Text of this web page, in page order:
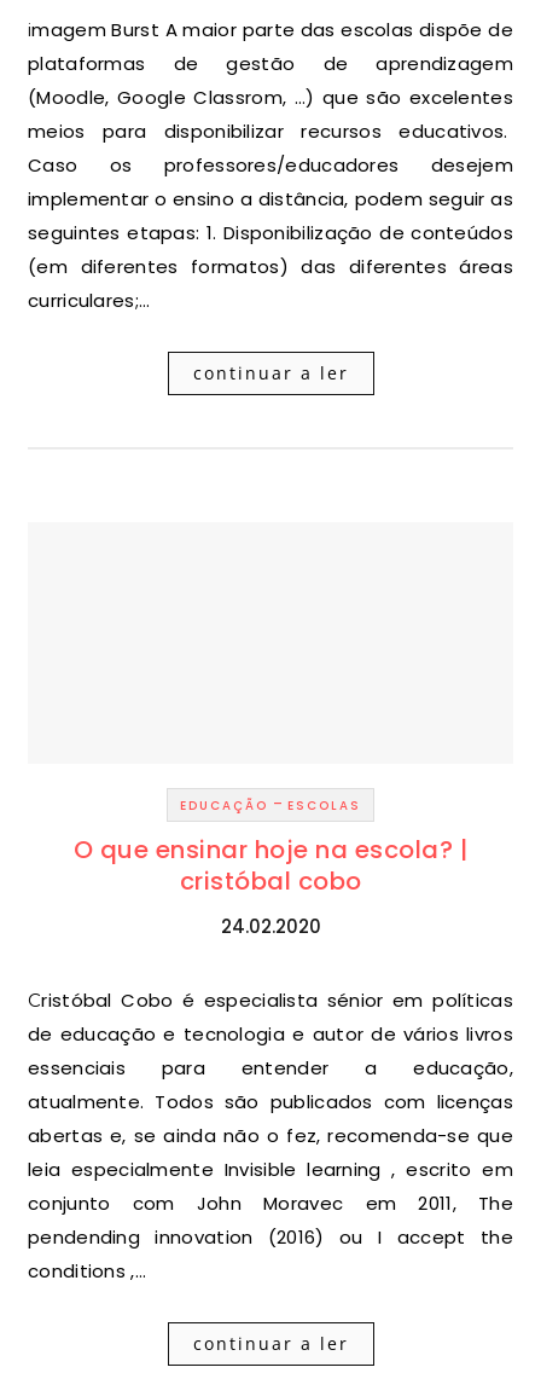
imagem Burst A maior parte das escolas dispõe de
plataformas de gestão de aprendizagem
(Moodle, Google Classrom, …) que são excelentes
meios para disponibilizar recursos educativos.
Caso os professores/educadores desejem
implementar o ensino a distância, podem seguir as
seguintes etapas: 1. Disponibilização de conteúdos
(em diferentes formatos) das diferentes áreas
curriculares;…
continuar a ler
EDUCAÇÃO - ESCOLAS
O que ensinar hoje na escola? |
cristóbal cobo
24.02.2020
Cristóbal Cobo é especialista sénior em políticas
de educação e tecnologia e autor de vários livros
essenciais para entender a educação,
atualmente. Todos são publicados com licenças
abertas e, se ainda não o fez, recomenda-se que
leia especialmente Invisible learning , escrito em
conjunto com John Moravec em 2011, The
pendending innovation (2016) ou I accept the
conditions ,…
continuar a ler